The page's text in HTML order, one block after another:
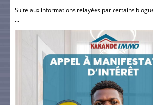
Suite aux informations relayées par certains
...